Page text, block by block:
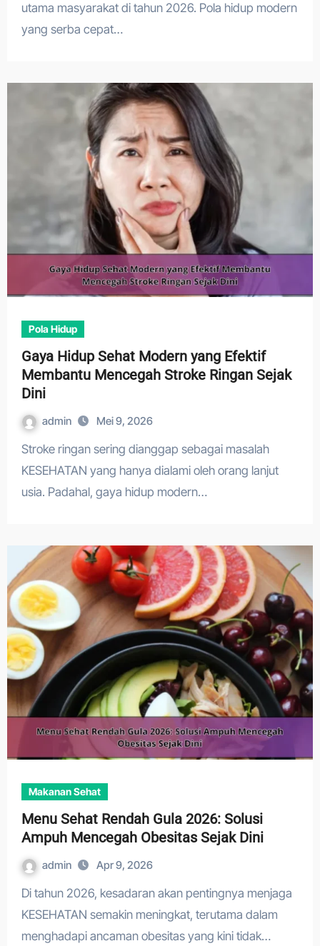
utama masyarakat di tahun 2026. Pola hidup modern
yang serba cepat…
Pola Hidup
Gaya Hidup Sehat Modern yang Efektif
Membantu Mencegah Stroke Ringan Sejak
Dini
admin Mei 9, 2026
Stroke ringan sering dianggap sebagai masalah
KESEHATAN yang hanya dialami oleh orang lanjut
usia. Padahal, gaya hidup modern…
Makanan Sehat
Menu Sehat Rendah Gula 2026: Solusi
Ampuh Mencegah Obesitas Sejak Dini
admin Apr 9, 2026
Di tahun 2026, kesadaran akan pentingnya menjaga
KESEHATAN semakin meningkat, terutama dalam
menghadapi ancaman obesitas yang kini tidak…